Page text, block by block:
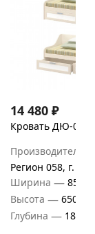
14 480 ₽
Кровать ДЮ-01
Производитель
Регион 058, г.
Ширина — 850
Высота — 650 мм
Глубина — 1832